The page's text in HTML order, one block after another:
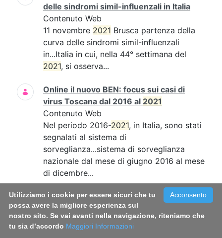
delle sindromi simil-influenzali in Italia
Contenuto Web
11 novembre 2021 Brusca partenza della
curva delle sindromi simil-influenzali
in...Italia in cui, nella 44° settimana del
2021, si osserva...
Online il nuovo BEN: focus sui casi di
virus Toscana dal 2016 al 2021
Contenuto Web
Nel periodo 2016-2021, in Italia, sono stati
segnalati al sistema di
sorveglianza...sistema di sorveglianza
nazionale dal mese di giugno 2016 al mese
di dicembre...
Long Covid: le donne sembrano più
colpite. Una sfida per la medicina di
genere
Contenuto Web
Acconsento
Utilizziamo i cookie per essere sicuri che tu
possa avere la migliore esperienza sul
nostro sito. Se vai avanti nella navigazione, riteniamo che
tu sia d’accordo Maggiori Informazioni